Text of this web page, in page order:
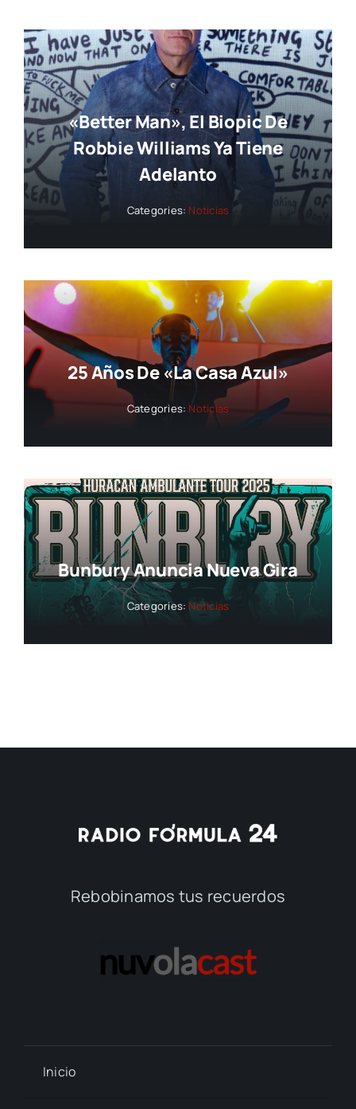
«Better Man», El Biopic De
Robbie Williams Ya Tiene
Adelanto
Categories: Noticias
25 Años De «La Casa Azul»
Categories: Noticias
Bunbury Anuncia Nueva Gira
Categories: Noticias
Rebobinamos tus recuerdos
Inicio